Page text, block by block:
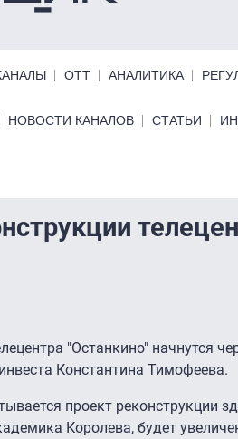
ОТТ АНАЛИТИКА
НОВОСТИ КАНАЛОВ СТАТЬИ
"Останкино" начнутся
Константина Тимофеева.
проект реконструкции
Королева, будет